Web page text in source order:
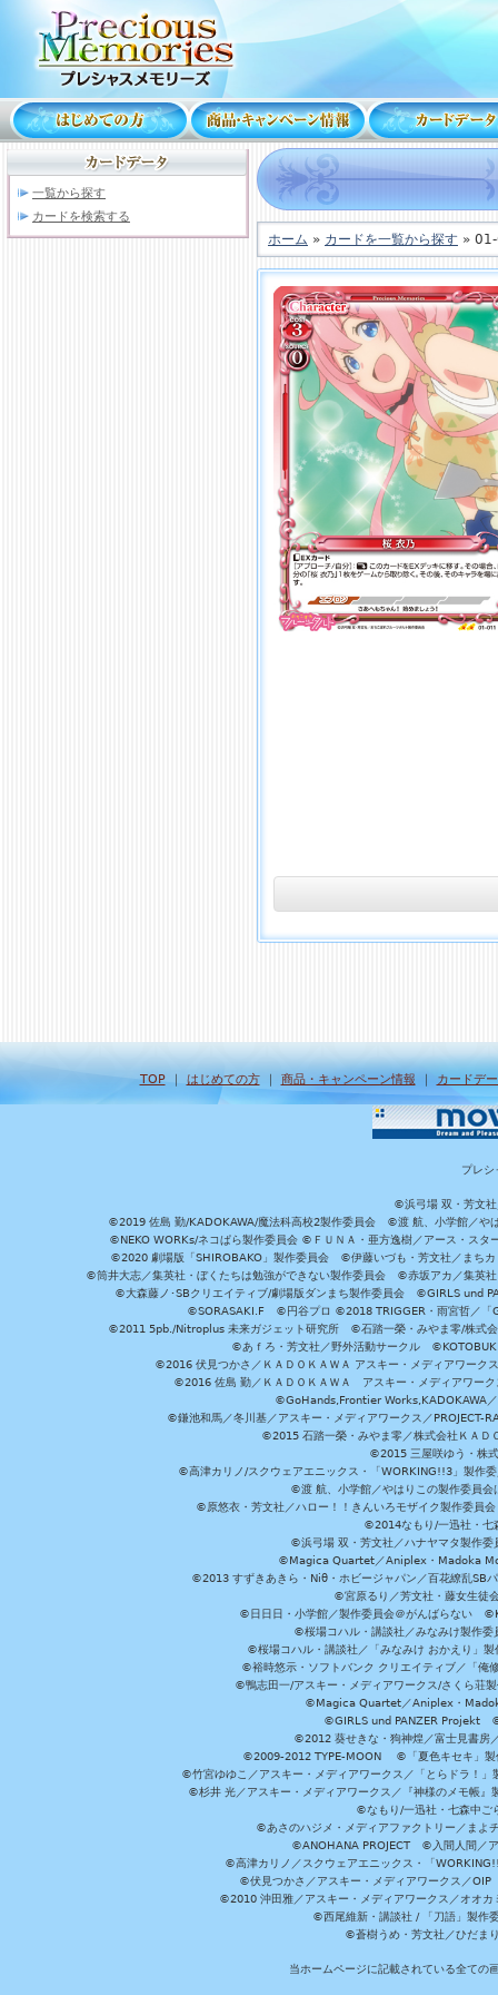
一覧から探す
カードを検索する
ホーム » カードを一覧から探す »
TOP｜ はじめての方｜ 商品・キャンペーン情報 ｜ カードデ
プレシ
©浜弓場 双・芳文社
©2019 佐島 勤/KADOKAWA/魔法科高校2製作委員会 ©渡 航、小学館／や
©NEKO WORKs/ネコぱら製作委員会 ©ＦＵＮＡ・亜方逸樹／アース・ス
©2020 劇場版「SHIROBAKO」製作委員会 ©伊藤いづも・芳文社／まち
©筒井大志／集英社・ぼくたちは勉強ができない製作委員会 ©赤坂アカ／集英
©大森藤ノ･SBクリエイティブ/劇場版ダンまち製作委員会 ©GIRLS und
©SORASAKI.F ©円谷プロ ©2018 TRIGGER・雨宮哲／
©2011 5pb./Nitroplus 未来ガジェット研究所 ©石踏一榮・みやま零/株式
©あｆろ・芳文社／野外活動サークル
©2016 伏見つかさ／ＫＡＤＯＫＡＷＡ アスキー・メディアワー
©2016 佐島 勤／ＫＡＤＯＫＡＷＡ アスキー・メディアワ
©GoHands,Frontier Works,KADOKAWA
©鎌池和馬／冬川基／アスキー・メディアワークス／
©2015 石踏一榮・みやま零／株式会社ＫＡＤ
©2015 三屋咲ゆう・株
©高津カリノ/スクウェアエニックス・「WORKING!!3」製作
©渡 航、小学館／やはりこの製作委員
©原悠衣・芳文社／ハロー！！きんいろモザイク製作委員
©2014なもり/一迅社・
©浜弓場 双・芳文社／ハナヤマタ製作
©Magica Quartet／Aniplex・Madoka
©2013 すずきあきら・Niθ・ホビージャパン／百花繚乱
©宮原るり／芳文社・藤女生徒
©日日日・小学館／製作委員会＠がんばらない
©桜場コハル・講談社／みなみけ製作
©桜場コハル・講談社／「みなみけ おかえり」
©裕時悠示・ソフトバンク クリエイティブ／「
©鴨志田一/アスキー・メディアワークス/さく
©Magica Quartet／Aniplex・
©GIRLS und PANZER Projekt ©
©2012 葵せきな・狗神煌／富士見書
©2009-2012 TYPE-MOON ©「夏色キセキ」製
©竹宮ゆゆこ／アスキー・メディアワークス／「とらドラ！
©杉井 光／アスキー・メディアワークス／『神様のメモ帳
©なもり/一迅社・七森中
©あさのハジメ・メディアファクトリー／ま
©ANOHANA PROJECT ©入間人間／ア
©高津カリノ／スクウェアエニックス・「
©伏見つかさ／アスキー・メディアワークス／
©2010 沖田雅／アスキー・メディアワークス／オオ
©西尾維新・講談社 / 「刀語」製作
©蒼樹うめ・芳文社／ひだま
当ホームページに記載されている全ての